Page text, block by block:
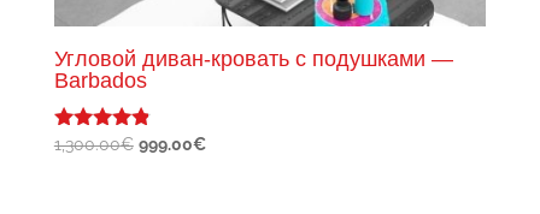
Угловой диван-кровать с подушками —
Barbados
Оценка
1,300.00€ Первоначальная
999.00€Текущая